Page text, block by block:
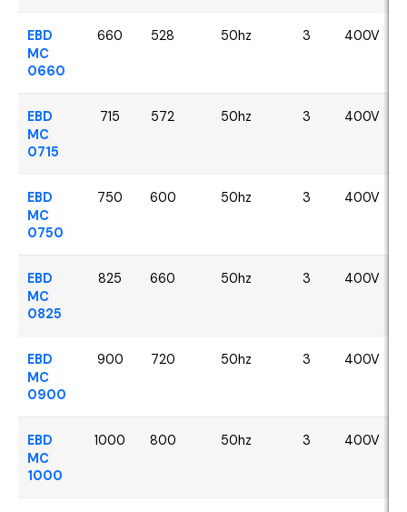
EBD
MC
0660
660 528 50hz 3 400V
EBD
MC
0715
715 572 50hz 3 400V
EBD
MC
0750
750 600 50hz 3 400V
EBD
MC
0825
825 660 50hz 3 400V
EBD
MC
0900
900 720 50hz 3 400V
EBD
MC
1000
1000 800 50hz 3 400V